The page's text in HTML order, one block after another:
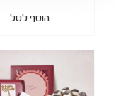
הוסף לסל